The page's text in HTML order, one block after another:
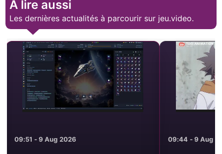
À lire aussi
Les dernières actualités à parcourir sur jeu.video.
09:44 - 9 Aug 2026 09:35 - 9 Aug